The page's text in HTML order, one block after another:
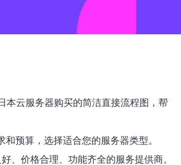
本云服务器购买的简洁直接流程图，帮
预算，选择适合您的服务器类型。
、价格合理、功能齐全的服务提供商。